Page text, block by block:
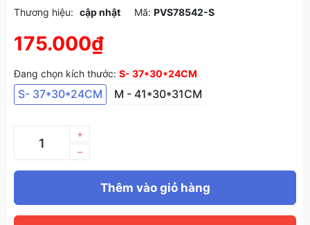
Thương hiệu: cập nhật Mã: PVS78542-S
175.000₫
Đang chọn kích thước: S- 37*30*24CM
S- 37*30*24CM M - 41*30*31CM
–
+
Thêm vào giỏ hàng